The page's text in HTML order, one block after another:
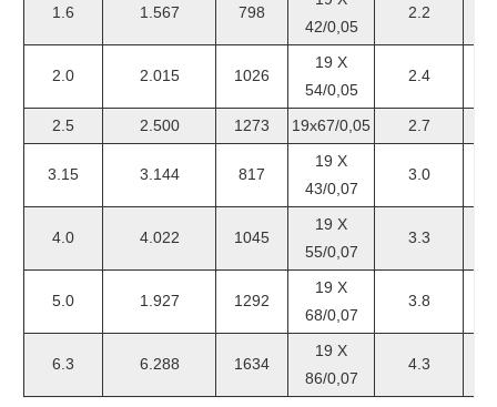
1.6 1.567 798
42/0,05
2.2
2.0 2.015 1026
19 X
54/0,05
2.4
2.5 2.500 1273 19x67/0,05 2.7
3.15 3.144 817
19 X
43/0,07
3.0
4.0 4.022 1045
19 X
55/0,07
3.3
5.0 1.927 1292
19 X
68/0,07
3.8
6.3 6.288 1634
19 X
86/0,07
4.3